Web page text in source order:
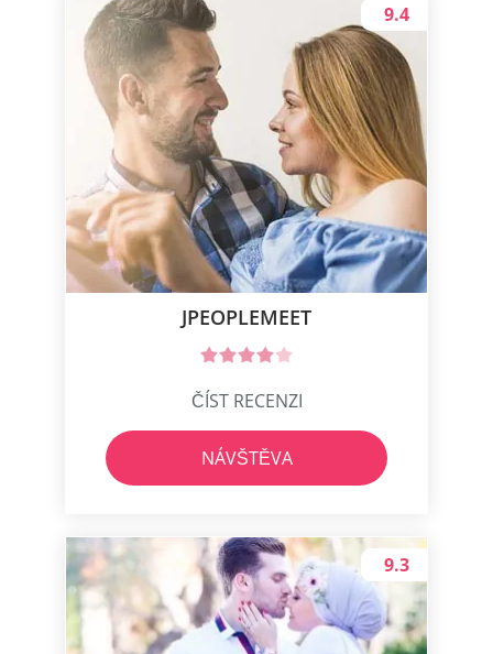
JPEOPLEMEET
9.4
ČÍST RECENZI
NÁVŠTĚVA
9.3